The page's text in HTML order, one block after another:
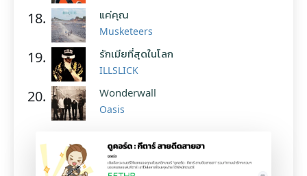
18. แค่คุณ
Musketeers
19. รักเมียที่สุดในโลก
ILLSLICK
20. Wonderwall
Oasis